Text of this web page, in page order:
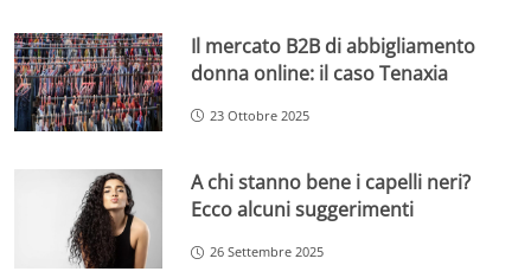
Il mercato B2B di abbigliamento
donna online: il caso Tenaxia
23 Ottobre 2025
A chi stanno bene i capelli neri?
Ecco alcuni suggerimenti
26 Settembre 2025